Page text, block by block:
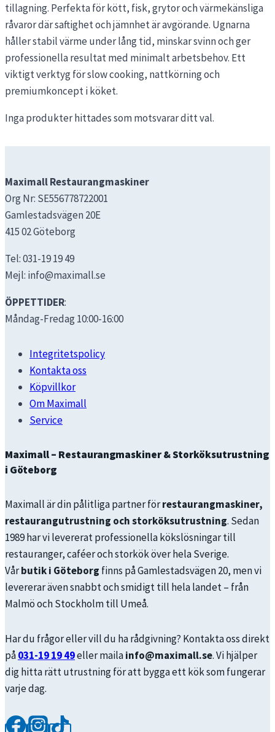
tillagning. Perfekta för kött, fisk, grytor och värmekänsliga
råvaror där saftighet och jämnhet är avgörande. Ugnarna
håller stabil värme under lång tid, minskar svinn och ger
professionella resultat med minimalt arbetsbehov. Ett
viktigt verktyg för slow cooking, nattkörning och
premiumkoncept i köket.
Inga produkter hittades som motsvarar ditt val.
Maximall Restaurangmaskiner
Org Nr: SE556778722001
Gamlestadsvägen 20E
415 02 Göteborg
Tel: 031-19 19 49
Mejl: info@maximall.se
ÖPPETTIDER:
Måndag-Fredag 10:00-16:00
Integritetspolicy
Kontakta oss
Köpvillkor
Om Maximall
Service
Maximall – Restaurangmaskiner & Storköksutrustning
i Göteborg
Maximall är din pålitliga partner förrestaurangmaskiner,
restaurangutrustning och storköksutrustning. Sedan
1989 har vi levererat professionella kökslösningar till
restauranger, caféer och storkök över hela Sverige.
Vårbutik i Göteborg finns på Gamlestadsvägen 20, men vi
levererar även snabbt och smidigt till hela landet – från
Malmö och Stockholm till Umeå.
Har du frågor eller vill du ha rådgivning? Kontakta oss direkt
på031-19 19 49eller mailainfo@maximall.se. Vi hjälper
dig hitta rätt utrustning för att bygga ett kök som fungerar
varje dag.